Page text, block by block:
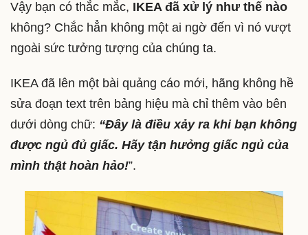
Vậy bạn có thắc mắc, IKEA đã xử lý như thế nào
không? Chắc hẳn không một ai ngờ đến vì nó vượt
ngoài sức tưởng tượng của chúng ta.
IKEA đã lên một bài quảng cáo mới, hãng không hề
sửa đoạn text trên bảng hiệu mà chỉ thêm vào bên
dưới dòng chữ: “Đây là điều xảy ra khi bạn không
được ngủ đủ giấc. Hãy tận hưởng giấc ngủ của
mình thật hoàn hảo!”.